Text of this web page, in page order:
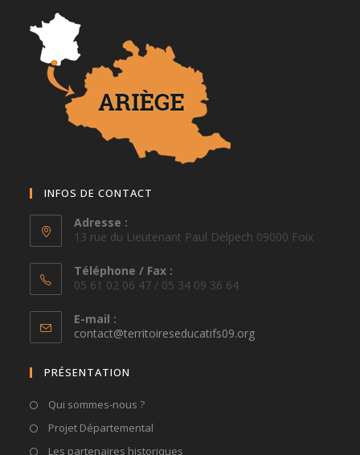
INFOS DE CONTACT
Adresse :
13 rue du Lieutenant Paul Delpech 09000 Foix
Téléphone / Fax :
05 61 02 06 47 / 05 34 09 36 64
E-mail :
contact@territoireseducatifs09.orgS’ouvre
PRÉSENTATION
Qui sommes-nous ?
Projet Départemental
Les partenaires historiques